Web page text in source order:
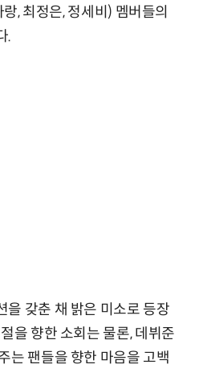
, 최정은, 정세비) 멤버들의
.
을 갖춘 채 밝은 미소로 등장
을 향한 소회는 물론, 데뷔준
는 팬들을 향한 마음을 고백